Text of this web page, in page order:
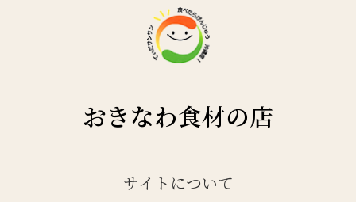
おきなわ食材の店
サイトについて